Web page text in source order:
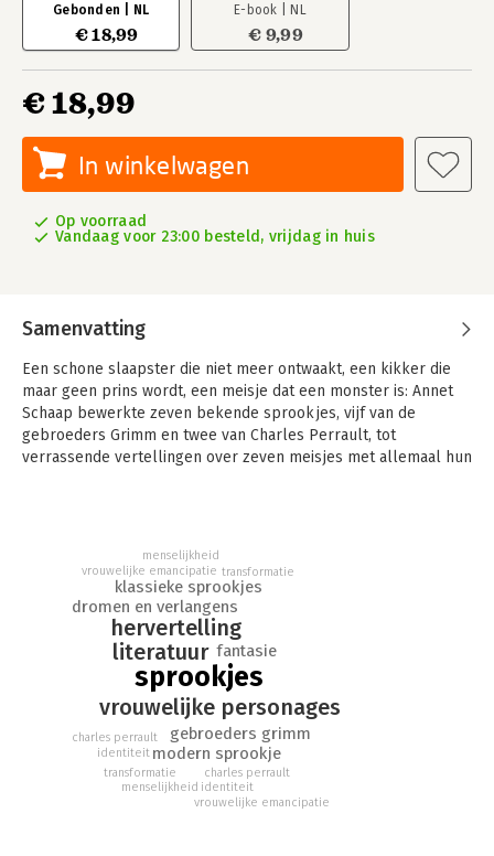
Gebonden | NL
€ 18,99
E-book | NL
€ 9,99
€ 18,99
In winkelwagen
Op voorraad
Vandaag voor 23:00 besteld, vrijdag in huis
Samenvatting
Een schone slaapster die niet meer ontwaakt, een kikker die
maar geen prins wordt, een meisje dat een monster is: Annet
Schaap bewerkte zeven bekende sprookjes, vijf van de
gebroeders Grimm en twee van Charles Perrault, tot
verrassende vertellingen over zeven meisjes met allemaal hun
sprookjes
vrouwelijke personages
literatuur
hervertelling
fantasie
gebroeders grimm
modern sprookje
dromen en verlangens
klassieke sprookjes
charles perrault
identiteit
menselijkheid
vrouwelijke emancipatie
transformatie
charles perrault
identiteit
menselijkheid
vrouwelijke emancipatie
transformatie